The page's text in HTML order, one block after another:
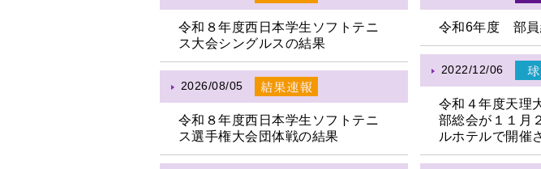
令和８年度西日本学生ソフトテニ
ス大会シングルスの結果
2026/08/05
令和８年度西日本学生ソフトテニ
ス選手権大会団体戦の結果
令和6年度 部員
2022/12/06
令和４年度天理
部総会が１１月
ルホテルで開催